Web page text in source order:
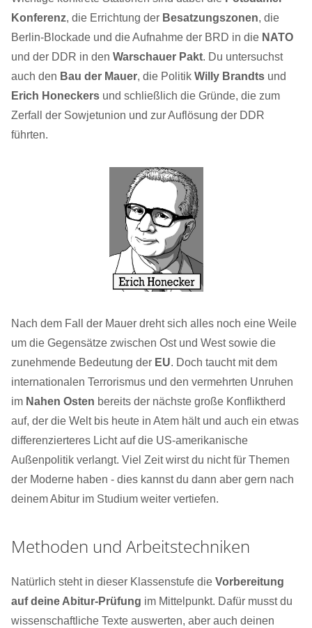
Konferenz, die Errichtung der Besatzungszonen, die
Berlin-Blockade und die Aufnahme der BRD in die NATO
und der DDR in den Warschauer Pakt. Du untersuchst
auch den Bau der Mauer, die Politik Willy Brandts und
Erich Honeckers und schließlich die Gründe, die zum
Zerfall der Sowjetunion und zur Auflösung der DDR
führten.
Nach dem Fall der Mauer dreht sich alles noch eine Weile
um die Gegensätze zwischen Ost und West sowie die
zunehmende Bedeutung der EU. Doch taucht mit dem
internationalen Terrorismus und den vermehrten Unruhen
im Nahen Osten bereits der nächste große Konfliktherd
auf, der die Welt bis heute in Atem hält und auch ein etwas
differenzierteres Licht auf die US-amerikanische
Außenpolitik verlangt. Viel Zeit wirst du nicht für Themen
der Moderne haben - dies kannst du dann aber gern nach
deinem Abitur im Studium weiter vertiefen.
Methoden und Arbeitstechniken
Natürlich steht in dieser Klassenstufe die Vorbereitung
auf deine Abitur-Prüfung im Mittelpunkt. Dafür musst du
wissenschaftliche Texte auswerten, aber auch deinen